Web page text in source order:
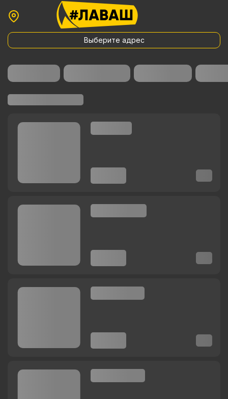
Выберите адрес